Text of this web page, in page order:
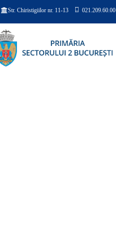
Str. Chiristigiilor nr. 11-13 021.209.60.00